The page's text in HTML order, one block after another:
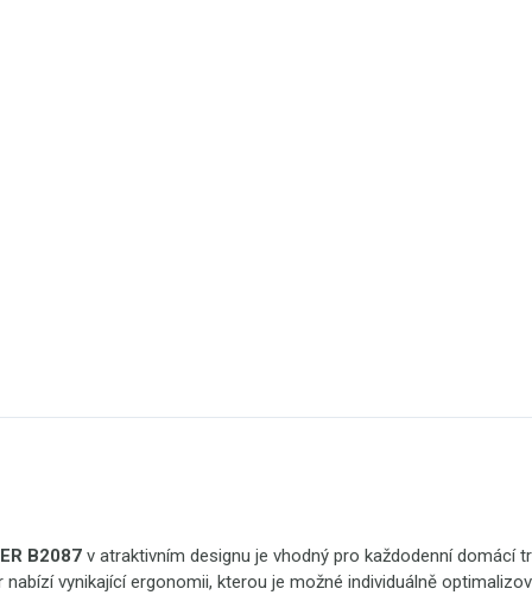
B2087 v atraktivním designu je vhodný pro každodenní domácí
nabízí vynikající ergonomii, kterou je možné individuálně